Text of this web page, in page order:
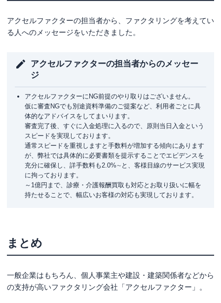
アクセルファクターの担当者から、ファクタリングを考えてい
る人へのメッセージをいただきました。
アクセルファクターの担当者からのメッセー
ジ
アクセルファクターにNG前提のやり取りはございません。
仮に審査NGでも別途資料準備のご提案など、利用者ごとに具
体的なアドバイスをしてまいります。
審査完了後、すぐに入金処理に入るので、原則当日入金という
スピードを実現しております。
通常スピードを重視しますと手数料が増加する傾向にあります
が、弊社では具体的に必要書類を提示することでエビデンスを
充分に確保し、詳手数料も2.0%∼と、客様目線のサービス実現
に拘っております。
～1億円まで、診療・介護報酬買取も対応とお取り扱いに幅を
持たせることで、幅広いお客様の対応も実現しております。
まとめ
一般企業はもちろん、個人事業主や建設・建築関係者などから
の支持が高いファクタリング会社「アクセルファクター」。